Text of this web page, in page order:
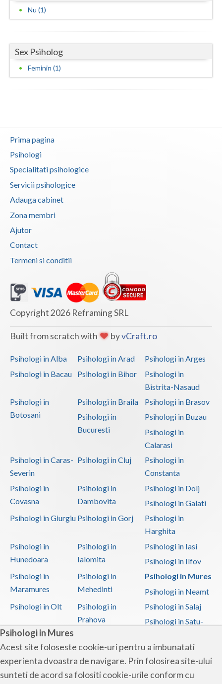
Psihologi in Mures
Acest site foloseste cookie-uri pentru a imbunatati
experienta dvoastra de navigare. Prin folosirea site-ului
sunteti de acord sa folositi cookie-urile conform cu
Valcea
Vrancea
Nu (1)
Sex Psiholog
Feminin (1)
Prima pagina
Psihologi
Specialitati psihologice
Servicii psihologice
Adauga cabinet
Zona membri
Ajutor
Contact
Termeni si conditii
Copyright 2026 Reframing SRL
Built from scratch with byvCraft.ro
Psihologi in Alba Psihologi in Arad
Psihologi in Arges
Psihologi in Bacau
Psihologi in Bihor
Psihologi in
Bistrita-Nasaud
Psihologi in
Botosani
Psihologi in Braila
Psihologi in Brasov
Psihologi in
Bucuresti
Psihologi in Buzau
Psihologi in
Calarasi
Psihologi in Caras-
Severin
Psihologi in Cluj
Psihologi in
Constanta
Psihologi in
Covasna
Psihologi in
Dambovita
Psihologi in Dolj
Psihologi in Galati
Psihologi in Giurgiu Psihologi in Gorj
Psihologi in
Harghita
Psihologi in
Hunedoara
Psihologi in
Ialomita
Psihologi in Iasi
Psihologi in Ilfov
Psihologi in
Maramures
Psihologi in
Mehedinti
Psihologi in Mures
Psihologi in Neamt
Psihologi in Olt
Psihologi in
Prahova
Psihologi in Salaj
Psihologi in Satu-
Psihologi in Sibiu
Psihologi in
Suceava
Psihologi in
Teleorman
Psihologi in Timis
Psihologi in Tulcea Psihologi in Valcea